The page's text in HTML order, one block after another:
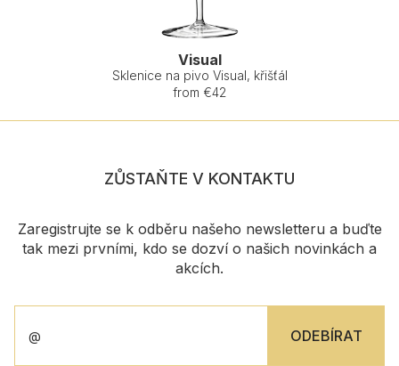
Visual
Sklenice na pivo Visual, křišťál
from €42
ZŮSTAŇTE V KONTAKTU
Zaregistrujte se k odběru našeho newsletteru a buďte
tak mezi prvními, kdo se dozví o našich novinkách a
akcích.